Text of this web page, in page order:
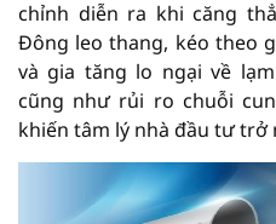
chỉnh diễn ra khi căng
Đông leo thang, kéo theo
và gia tăng lo ngại về
cũng như rủi ro chuỗi
khiến tâm lý nhà đầu tư